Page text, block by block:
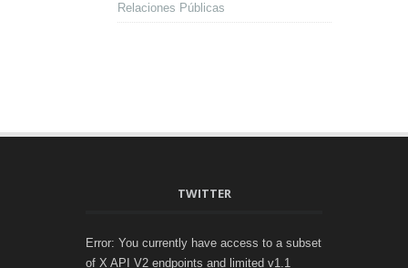
Relaciones Públicas
TWITTER
Error: You currently have access to a subset
of X API V2 endpoints and limited v1.1